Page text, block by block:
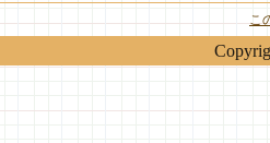
こ